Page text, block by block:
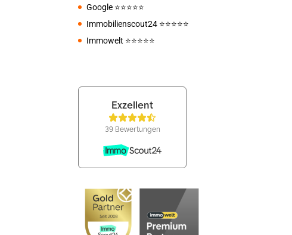
Google ⭐️⭐️⭐️⭐️⭐️
Immobilienscout24 ⭐️⭐️⭐️⭐️⭐️
Immowelt ⭐️⭐️⭐️⭐️⭐️